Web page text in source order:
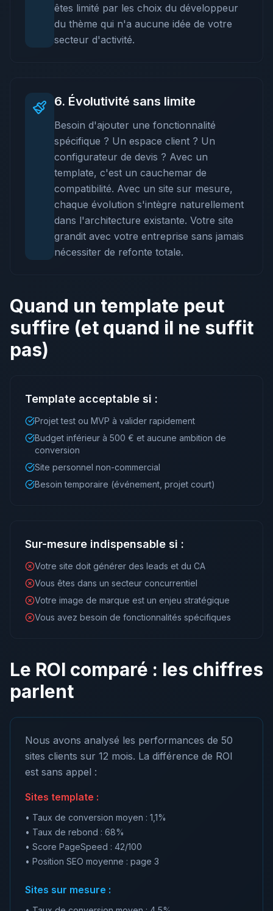
êtes limité par les choix du développeur
du thème qui n'a aucune idée de votre
secteur d'activité.
6. Évolutivité sans limite
Besoin d'ajouter une fonctionnalité
spécifique ? Un espace client ? Un
configurateur de devis ? Avec un
template, c'est un cauchemar de
compatibilité. Avec un site sur mesure,
chaque évolution s'intègre naturellement
dans l'architecture existante. Votre site
grandit avec votre entreprise sans jamais
nécessiter de refonte totale.
Quand un template peut
suffire (et quand il ne suffit
pas)
Template acceptable si :
Projet test ou MVP à valider rapidement
Budget inférieur à 500 € et aucune ambition de
conversion
Site personnel non-commercial
Besoin temporaire (événement, projet court)
Sur-mesure indispensable si :
Votre site doit générer des leads et du CA
Vous êtes dans un secteur concurrentiel
Votre image de marque est un enjeu stratégique
Vous avez besoin de fonctionnalités spécifiques
Le ROI comparé : les chiffres
parlent
Nous avons analysé les performances de 50
sites clients sur 12 mois. La différence de ROI
est sans appel :
Sites template :
• Taux de conversion moyen : 1,1%
• Taux de rebond : 68%
• Score PageSpeed : 42/100
• Position SEO moyenne : page 3
Sites sur mesure :